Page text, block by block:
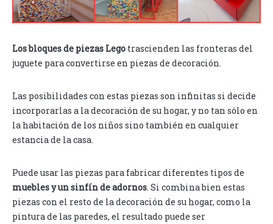
Los bloques de piezas Lego trascienden las fronteras del
juguete para convertirse en piezas de decoración.
Las posibilidades con estas piezas son infinitas si decide
incorporarlas a la decoración de su hogar, y no tan sólo en
la habitación de los niños sino también en cualquier
estancia de la casa.
Puede usar las piezas para fabricar diferentes tipos de
muebles y un sinfín de adornos. Si combina bien estas
piezas con el resto de la decoración de su hogar, como la
pintura de las paredes, el resultado puede ser